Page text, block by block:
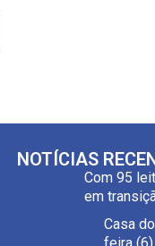
NOTÍCIAS
Com 95
em
Casa